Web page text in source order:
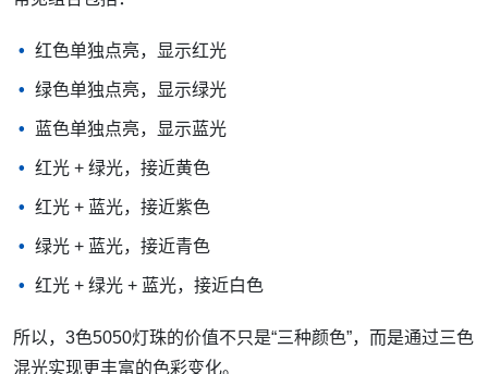
红色单独点亮，显示红光
绿色单独点亮，显示绿光
蓝色单独点亮，显示蓝光
红光 + 绿光，接近黄色
红光 + 蓝光，接近紫色
绿光 + 蓝光，接近青色
红光 + 绿光 + 蓝光，接近白色
所以，3色5050灯珠的价值不只是“三种颜色”，而是通过三色
混光实现更丰富的色彩变化。